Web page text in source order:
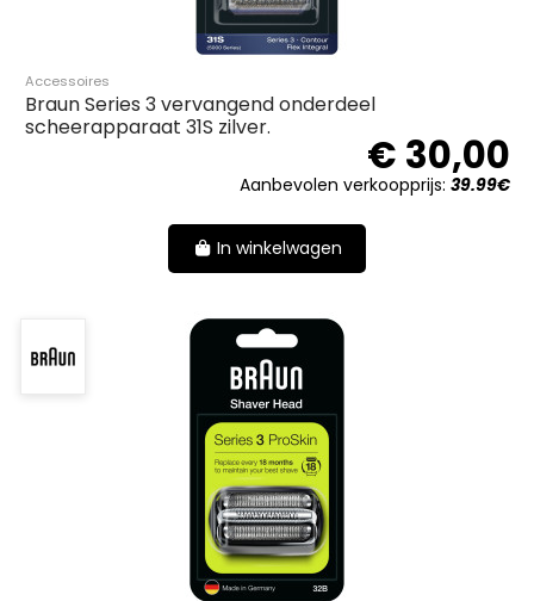
Accessoires
Braun Series 3 vervangend onderdeel
scheerapparaat 31S zilver.
€ 30,00
Aanbevolen verkoopprijs: 39.99€
In winkelwagen